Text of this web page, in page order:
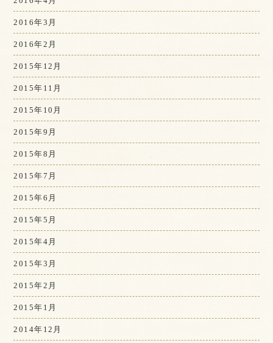
2016年3月
2016年2月
2015年12月
2015年11月
2015年10月
2015年9月
2015年8月
2015年7月
2015年6月
2015年5月
2015年4月
2015年3月
2015年2月
2015年1月
2014年12月